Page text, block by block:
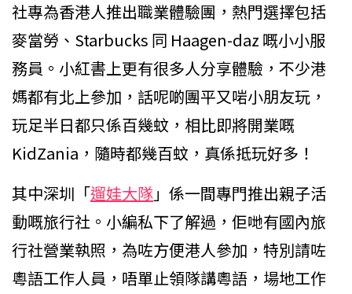
社專為香港人推出職業體驗團，熱門選擇包括
麥當勞、Starbucks 同 Haagen-daz 嘅小小服
務員。小紅書上更有很多人分享體驗，不少港
媽都有北上參加，話呢啲團平又啱小朋友玩，
玩足半日都只係百幾蚊，相比即將開業嘅
KidZania，隨時都幾百蚊，真係抵玩好多！
其中深圳「遛娃大隊」係一間專門推出親子活
動嘅旅行社。小編私下了解過，佢哋有國內旅
行社營業執照，為咗方便港人參加，特別請咗
粵語工作人員，唔單止領隊講粵語，場地工作